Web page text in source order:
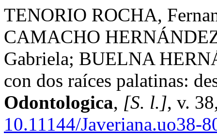
TENORIO ROCHA,
CAMACHO
Gabriela; BUELNA
con dos raíces palatinas:
Odontologica, [S. l.], v.
10.11144/Javeriana.uo38-